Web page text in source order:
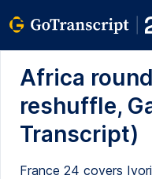
Africa
reshuffle,
Transcript)
France 24 covers